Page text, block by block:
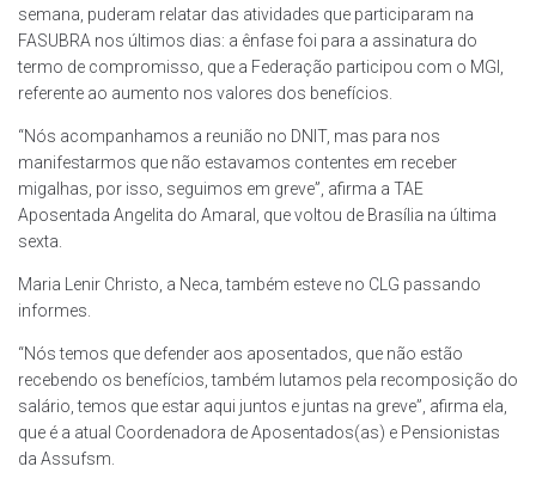
semana, puderam relatar das atividades que participaram na
FASUBRA nos últimos dias: a ênfase foi para a assinatura do
termo de compromisso, que a Federação participou com o MGI,
referente ao aumento nos valores dos benefícios.
“Nós acompanhamos a reunião no DNIT, mas para nos
manifestarmos que não estavamos contentes em receber
migalhas, por isso, seguimos em greve”, afirma a TAE
Aposentada Angelita do Amaral, que voltou de Brasília na última
sexta.
Maria Lenir Christo, a Neca, também esteve no CLG passando
informes.
“Nós temos que defender aos aposentados, que não estão
recebendo os benefícios, também lutamos pela recomposição do
salário, temos que estar aqui juntos e juntas na greve”, afirma ela,
que é a atual Coordenadora de Aposentados(as) e Pensionistas
da Assufsm.